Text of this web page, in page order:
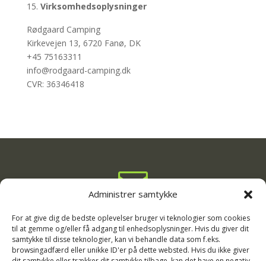
Administrer samtykke
For at give dig de bedste oplevelser bruger vi teknologier som cookies
til at gemme og/eller få adgang til enhedsoplysninger. Hvis du giver dit
samtykke til disse teknologier, kan vi behandle data som f.eks.
browsingadfærd eller unikke ID'er på dette websted. Hvis du ikke giver
Virksomhedsoplysninger
Rødgaard Camping
Kirkevejen 13, 6720 Fanø, DK
+45 75163311
info@rodgaard-camping.dk
CVR: 36346418

info@rodgaard-camping.dk

+45 75 16 33 11